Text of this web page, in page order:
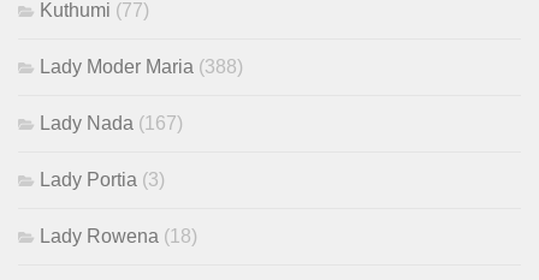
Kuthumi (77)
Lady Moder Maria (388)
Lady Nada (167)
Lady Portia (3)
Lady Rowena (18)